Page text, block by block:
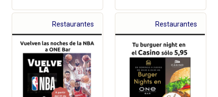
Restaurantes Restaurantes